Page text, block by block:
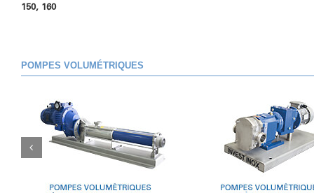
150, 160
POMPES VOLUMÉTRIQUES